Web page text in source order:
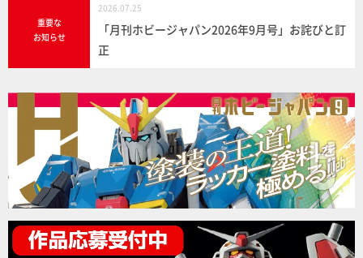
重要な
お知らせ
2026.07.25
「月刊ホビージャパン2026年9月号」お詫びと訂
正